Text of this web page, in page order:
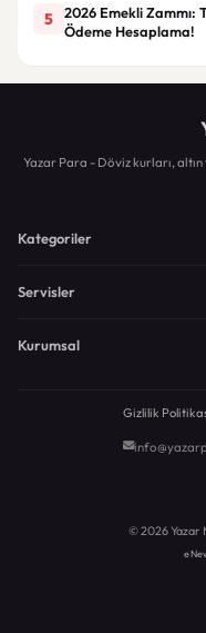
5
2026 Emekli Zammı:
Ödeme Hesaplama!
Yazar Para - Döviz kurları,
Kategoriler
Servisler
Kurumsal
Gizlilik
© 2026 Yazar